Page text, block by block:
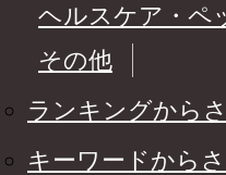
ヘルスケア・ペ
その他
ランキングから
キーワードから